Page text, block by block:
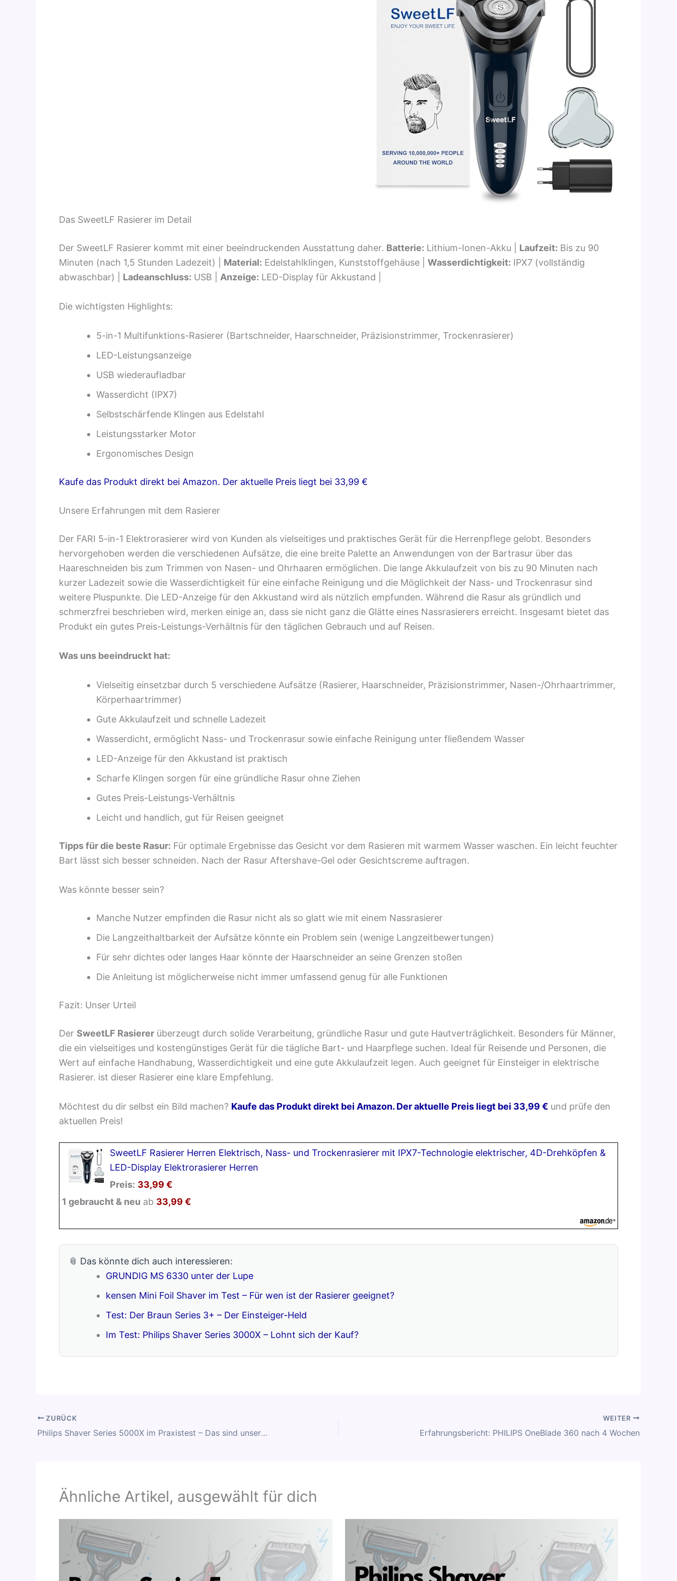
Das SweetLF Rasierer im Detail
Der SweetLF Rasierer kommt mit einer beeindruckenden Ausstattung daher. Batterie: Lithium-Ionen-Akku | Laufzeit: Bis zu 90
Minuten (nach 1,5 Stunden Ladezeit) | Material: Edelstahlklingen, Kunststoffgehäuse | Wasserdichtigkeit: IPX7 (vollständig
abwaschbar) | Ladeanschluss: USB | Anzeige: LED-Display für Akkustand |
Die wichtigsten Highlights:
5-in-1 Multifunktions-Rasierer (Bartschneider, Haarschneider, Präzisionstrimmer, Trockenrasierer)
LED-Leistungsanzeige
USB wiederaufladbar
Wasserdicht (IPX7)
Selbstschärfende Klingen aus Edelstahl
Leistungsstarker Motor
Ergonomisches Design
Kaufe das Produkt direkt bei Amazon. Der aktuelle Preis liegt bei 33,99 €
Unsere Erfahrungen mit dem Rasierer
Der FARI 5-in-1 Elektrorasierer wird von Kunden als vielseitiges und praktisches Gerät für die Herrenpflege gelobt. Besonders
hervorgehoben werden die verschiedenen Aufsätze, die eine breite Palette an Anwendungen von der Bartrasur über das
Haareschneiden bis zum Trimmen von Nasen- und Ohrhaaren ermöglichen. Die lange Akkulaufzeit von bis zu 90 Minuten nach
kurzer Ladezeit sowie die Wasserdichtigkeit für eine einfache Reinigung und die Möglichkeit der Nass- und Trockenrasur sind
weitere Pluspunkte. Die LED-Anzeige für den Akkustand wird als nützlich empfunden. Während die Rasur als gründlich und
schmerzfrei beschrieben wird, merken einige an, dass sie nicht ganz die Glätte eines Nassrasierers erreicht. Insgesamt bietet das
Produkt ein gutes Preis-Leistungs-Verhältnis für den täglichen Gebrauch und auf Reisen.
Was uns beeindruckt hat:
Vielseitig einsetzbar durch 5 verschiedene Aufsätze (Rasierer, Haarschneider, Präzisionstrimmer, Nasen-/Ohrhaartrimmer,
Körperhaartrimmer)
Gute Akkulaufzeit und schnelle Ladezeit
Wasserdicht, ermöglicht Nass- und Trockenrasur sowie einfache Reinigung unter fließendem Wasser
LED-Anzeige für den Akkustand ist praktisch
Scharfe Klingen sorgen für eine gründliche Rasur ohne Ziehen
Gutes Preis-Leistungs-Verhältnis
Leicht und handlich, gut für Reisen geeignet
Tipps für die beste Rasur: Für optimale Ergebnisse das Gesicht vor dem Rasieren mit warmem Wasser waschen. Ein leicht feuchter
Bart lässt sich besser schneiden. Nach der Rasur Aftershave-Gel oder Gesichtscreme auftragen.
Was könnte besser sein?
Manche Nutzer empfinden die Rasur nicht als so glatt wie mit einem Nassrasierer
Die Langzeithaltbarkeit der Aufsätze könnte ein Problem sein (wenige Langzeitbewertungen)
Für sehr dichtes oder langes Haar könnte der Haarschneider an seine Grenzen stoßen
Die Anleitung ist möglicherweise nicht immer umfassend genug für alle Funktionen
Fazit: Unser Urteil
Der SweetLF Rasierer überzeugt durch solide Verarbeitung, gründliche Rasur und gute Hautverträglichkeit. Besonders für Männer,
die ein vielseitiges und kostengünstiges Gerät für die tägliche Bart- und Haarpflege suchen. Ideal für Reisende und Personen, die
Wert auf einfache Handhabung, Wasserdichtigkeit und eine gute Akkulaufzeit legen. Auch geeignet für Einsteiger in elektrische
Rasierer. ist dieser Rasierer eine klare Empfehlung.
Möchtest du dir selbst ein Bild machen? Kaufe das Produkt direkt bei Amazon. Der aktuelle Preis liegt bei 33,99 € und prüfe den
aktuellen Preis!
SweetLF Rasierer Herren Elektrisch, Nass- und Trockenrasierer mit IPX7-Technologie elektrischer, 4D-Drehköpfen &
LED-Display Elektrorasierer Herren
Preis: 33,99 €
1 gebraucht & neu ab 33,99 €
📎 Das könnte dich auch interessieren:
GRUNDIG MS 6330 unter der Lupe
kensen Mini Foil Shaver im Test – Für wen ist der Rasierer geeignet?
Test: Der Braun Series 3+ – Der Einsteiger-Held
Im Test: Philips Shaver Series 3000X – Lohnt sich der Kauf?
ZURÜCK
Philips Shaver Series 5000X im Praxistest – Das sind unsere Erfahrungen
WEITER
Erfahrungsbericht: PHILIPS OneBlade 360 nach 4 Wochen
Ähnliche Artikel, ausgewählt für dich